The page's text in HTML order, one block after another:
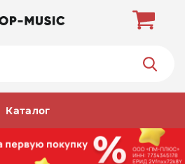
Каталог